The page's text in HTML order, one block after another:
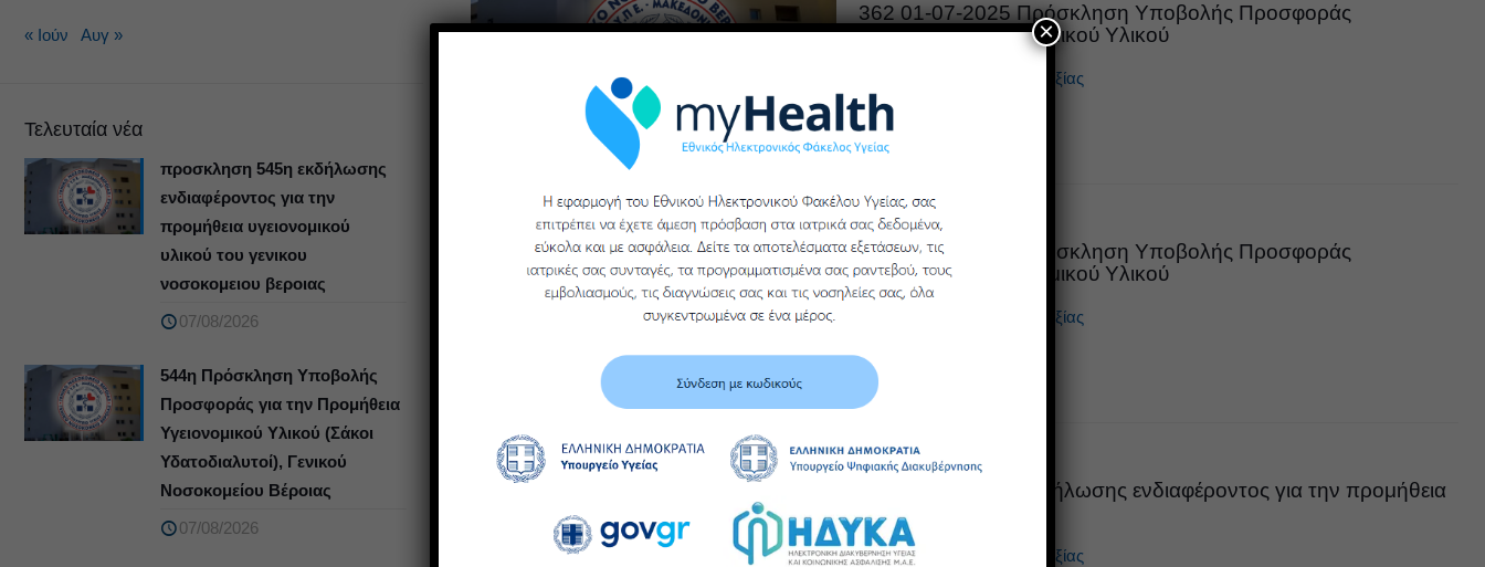
362 01-07-2025 Πρόσκληση Υποβολής Προσφοράς
Προμήθειας Υγειονομικού Υλικού
Υλικά-Υπηρεσίες Μικρής Αξίας
01/07/2025
361/01-07-2025 Πρόσκληση Υποβολής Προσφοράς
Προμήθειας Υγειονομικού Υλικού
Υλικά-Υπηρεσίες Μικρής Αξίας
01/07/2025
360-Πρόσκληση εκδήλωσης ενδιαφέροντος για την προμήθεια
γραφικής ύλης.
Υλικά-Υπηρεσίες Μικρής Αξίας
« Ιούν Αυγ »
Τελευταία νέα
προσκληση 545η εκδήλωσης
ενδιαφέροντος για την
προμήθεια υγειονομικού
υλικού του γενικου
νοσοκομειου βεροιας
07/08/2026
544η Πρόσκληση Υποβολής
Προσφοράς για την Προμήθεια
Υγειονομικού Υλικού (Σάκοι
Υδατοδιαλυτοί), Γενικού
Νοσοκομείου Βέροιας
07/08/2026
×